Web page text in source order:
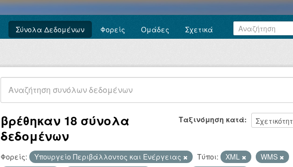
Σύνολα Δεδομένων Φορείς Ομάδες Σχετικά
Ταξινόμηση κατά
βρέθηκαν 18 σύνολα
δεδομένων
Φορείς: Υπουργείο Περιβάλλοντος και Ενέργειας Τύποι: XML WMS